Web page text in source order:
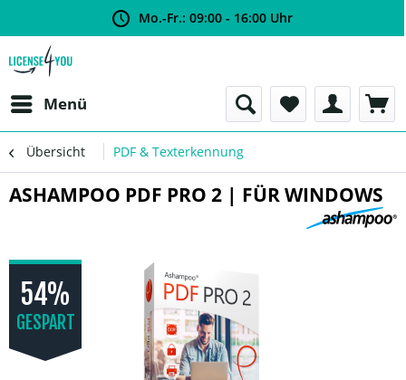
Mo.-Fr.: 09:00 - 16:00 Uhr
Menü
Übersicht PDF & Texterkennung
ASHAMPOO PDF PRO 2 | FÜR WINDOWS
54%
GESPART